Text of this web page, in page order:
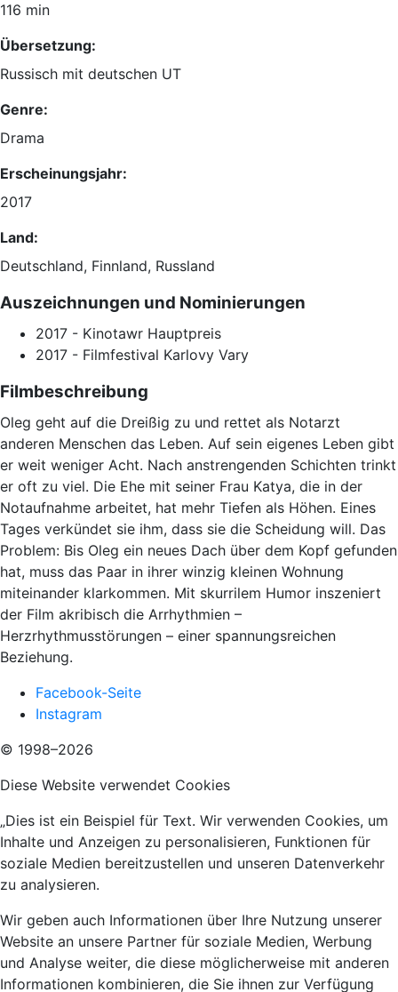
116 min
Übersetzung:
Russisch mit deutschen UT
Genre:
Drama
Erscheinungsjahr:
2017
Land:
Deutschland, Finnland, Russland
Auszeichnungen und Nominierungen
2017 - Kinotawr Hauptpreis
2017 - Filmfestival Karlovy Vary
Filmbeschreibung
Oleg geht auf die Dreißig zu und rettet als Notarzt
anderen Menschen das Leben. Auf sein eigenes Leben gibt
er weit weniger Acht. Nach anstrengenden Schichten trinkt
er oft zu viel. Die Ehe mit seiner Frau Katya, die in der
Notaufnahme arbeitet, hat mehr Tiefen als Höhen. Eines
Tages verkündet sie ihm, dass sie die Scheidung will. Das
Problem: Bis Oleg ein neues Dach über dem Kopf gefunden
hat, muss das Paar in ihrer winzig kleinen Wohnung
miteinander klarkommen. Mit skurrilem Humor inszeniert
der Film akribisch die Arrhythmien –
Herzrhythmusstörungen – einer spannungsreichen
Beziehung.
Facebook-Seite
Instagram
© 1998–2026
Diese Website verwendet Cookies
„Dies ist ein Beispiel für Text. Wir verwenden Cookies, um
Inhalte und Anzeigen zu personalisieren, Funktionen für
soziale Medien bereitzustellen und unseren Datenverkehr
zu analysieren.
Wir geben auch Informationen über Ihre Nutzung unserer
Website an unsere Partner für soziale Medien, Werbung
und Analyse weiter, die diese möglicherweise mit anderen
Informationen kombinieren, die Sie ihnen zur Verfügung